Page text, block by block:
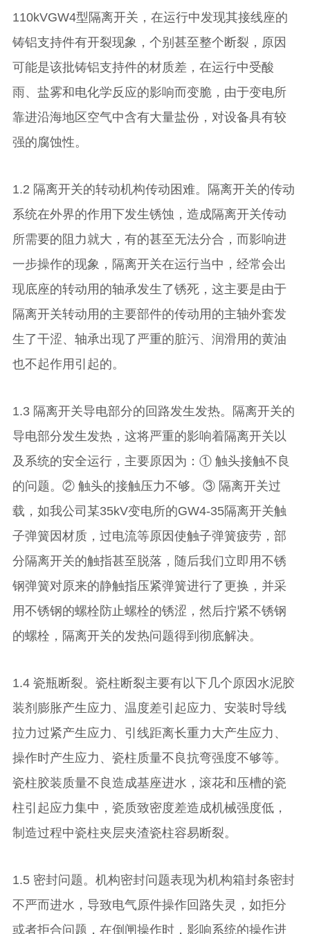
110kVGW4型隔离开关，在运行中发现其接线座的
铸铝支持件有开裂现象，个别甚至整个断裂，原因
可能是该批铸铝支持件的材质差，在运行中受酸
雨、盐雾和电化学反应的影响而变脆，由于变电所
靠进沿海地区空气中含有大量盐份，对设备具有较
强的腐蚀性。
1.2 隔离开关的转动机构传动困难。隔离开关的传动
系统在外界的作用下发生锈蚀，造成隔离开关传动
所需要的阻力就大，有的甚至无法分合，而影响进
一步操作的现象，隔离开关在运行当中，经常会出
现底座的转动用的轴承发生了锈死，这主要是由于
隔离开关转动用的主要部件的传动用的主轴外套发
生了干涩、轴承出现了严重的脏污、润滑用的黄油
也不起作用引起的。
1.3 隔离开关导电部分的回路发生发热。隔离开关的
导电部分发生发热，这将严重的影响着隔离开关以
及系统的安全运行，主要原因为：① 触头接触不良
的问题。② 触头的接触压力不够。③ 隔离开关过
载，如我公司某35kV变电所的GW4-35隔离开关触
子弹簧因材质，过电流等原因使触子弹簧疲劳，部
分隔离开关的触指甚至脱落，随后我们立即用不锈
钢弹簧对原来的静触指压紧弹簧进行了更换，并采
用不锈钢的螺栓防止螺栓的锈涩，然后拧紧不锈钢
的螺栓，隔离开关的发热问题得到彻底解决。
1.4 瓷瓶断裂。瓷柱断裂主要有以下几个原因水泥胶
装剂膨胀产生应力、温度差引起应力、安装时导线
拉力过紧产生应力、引线距离长重力大产生应力、
操作时产生应力、瓷柱质量不良抗弯强度不够等。
瓷柱胶装质量不良造成基座进水，滚花和压槽的瓷
柱引起应力集中，瓷质致密度差造成机械强度低，
制造过程中瓷柱夹层夹渣瓷柱容易断裂。
1.5 密封问题。机构密封问题表现为机构箱封条密封
不严而进水，导致电气原件操作回路失灵，如拒分
或者拒合问题，在倒闸操作时，影响系统的操作进